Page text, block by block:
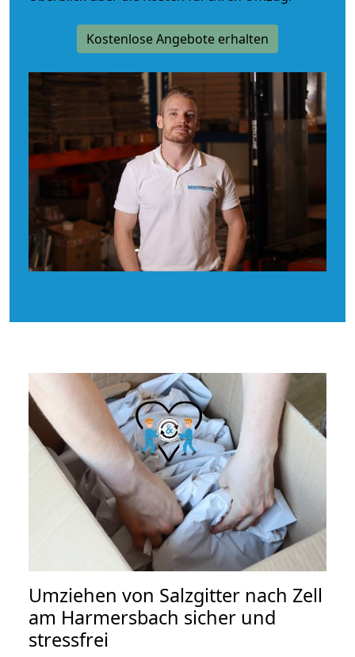
Kostenlose Angebote erhalten
Umziehen von Salzgitter nach Zell
am Harmersbach sicher und
stressfrei